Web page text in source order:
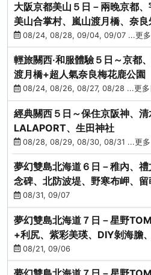
大阪京都美山５日－兩晚京都、
美山合掌村、嵐山渡月橋、奈
流水瀑布電扶梯
08/24, 08/28, 09/04, 09/07 ...更多
輕旅關西‧和服體驗５日～京都
渡月橋+超人氣奈良梅花鹿公園
08/24, 08/26, 08/27, 08/28 ...更多
經典關西５日～保住京阪神、清
LALAPORT、生田神社
08/28, 08/29, 08/30, 08/31 ...更多
夢幻雙島北海道６日－稚內、
念碑、北防波堤、野寒布岬、
08/31, 09/07
夢幻雙島北海道７日－星野
+利尻、紫彩美瑛、DIY剝海膽
蟹吃到飽
08/21, 09/06